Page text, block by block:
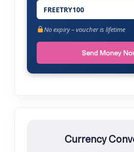
FREETRY100
No expiry – voucher is lifetime
Send Money
Currency